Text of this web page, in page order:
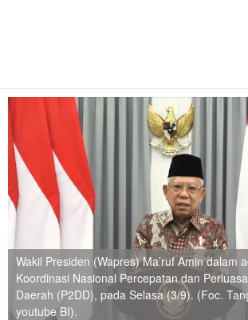
Wakil Presiden (Wapres) Ma’ruf Amin dalam
Koordinasi Nasional Percepatan dan
Daerah (P2DD), pada Selasa (3/9). (Foc.
youtube BI).